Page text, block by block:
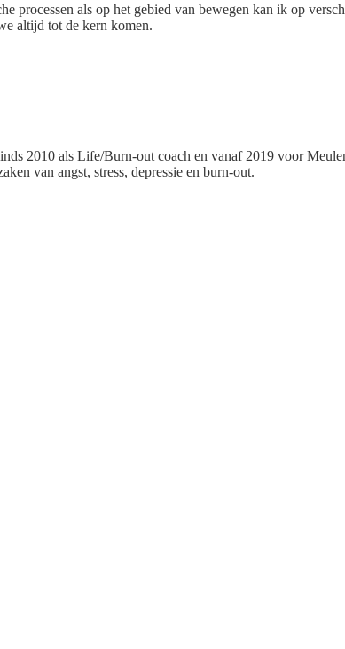
processen als op het gebied van bewegen kan ik op
altijd tot de kern komen.
2010 als Life/Burn-out coach en vanaf 2019 voor
van angst, stress, depressie en burn-out.